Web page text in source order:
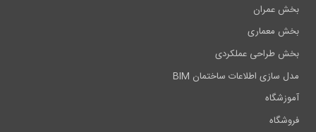
بخش عمران
بخش معماری
بخش طراحی عملکردی
مدل سازی اطلاعات ساختمان BIM
آموزشگاه
فروشگاه